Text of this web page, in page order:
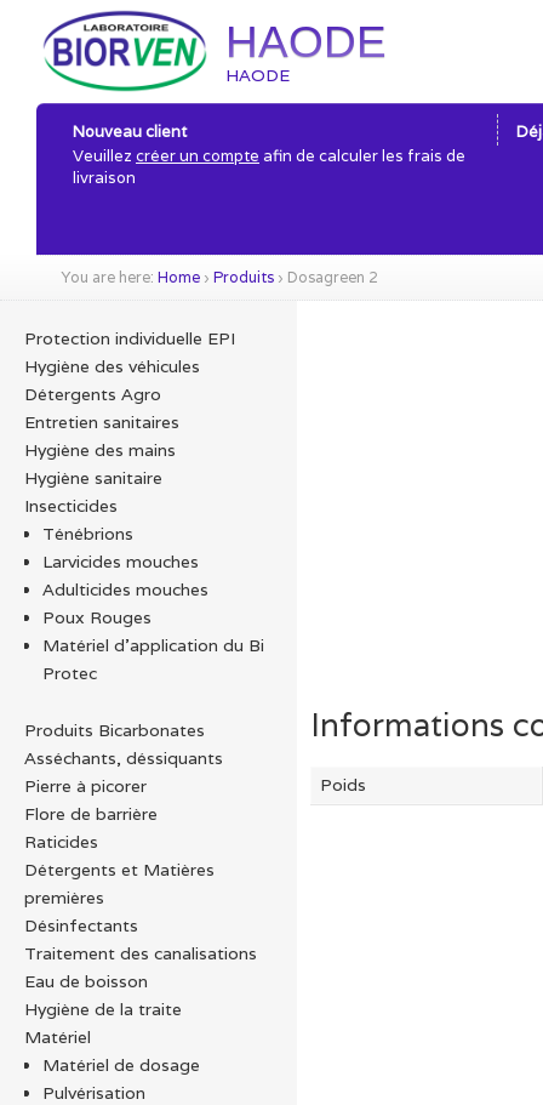
HAODE
HAODE
Nouveau client
Veuillez créer un compte afin de calculer les frais de
livraison
You are here: Home › Produits › Dosagreen 2
Informations
Poids
Protection individuelle EPI
Hygiène des véhicules
Détergents Agro
Entretien sanitaires
Hygiène des mains
Hygiène sanitaire
Insecticides
Ténébrions
Larvicides mouches
Adulticides mouches
Poux Rouges
Matériel d’application du Bi
Protec
Produits Bicarbonates
Asséchants, déssiquants
Pierre à picorer
Flore de barrière
Raticides
Détergents et Matières
premières
Désinfectants
Traitement des canalisations
Eau de boisson
Hygiène de la traite
Matériel
Matériel de dosage
Pulvérisation